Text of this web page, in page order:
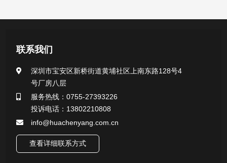
产品中心
医用无菌采样拭子系列
一次性使用采样器系列
微生物样本保存液（通用运输传媒介质）系列
核酸（DNA&RNA）样本采集与保存套装系列
唾液样本采集装置系列
联系我们
深圳市宝安区新桥街道黄埔社区上南东路128号4
号厂房八层
服务热线：0755-27393226
投诉电话：13802210808
info@huachenyang.com.cn
查看详细联系方式